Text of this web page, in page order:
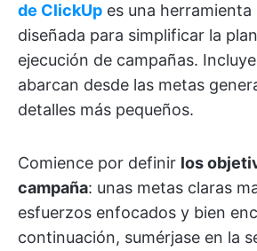
de ClickUp es una
diseñada para simplificar la
ejecución de campañas.
abarcan desde las metas
detalles más pequeños.
Comience por definir los
campaña: unas metas claras
esfuerzos enfocados y bien
continuación, sumérjase en la